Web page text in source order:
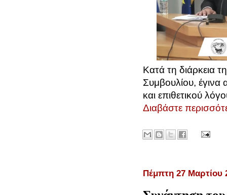
Κατά τη διάρκεια
Συμβουλίου,
και επιθετικού
Διαβάστε
Πέμπτη 27 Μαρτίου